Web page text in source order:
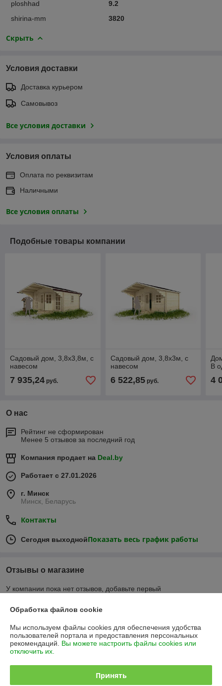
ploshhad
9.2
shirina-mm
3820
Скрыть
Условия доставки
Доставка курьером
Самовывоз
Все условия доставки
Условия оплаты
Оплата по реквизитам
Наличными
Все условия оплаты
Подобные товары компании
Садовый дом, 3,8х3,8м, с
навесом
7 935,24 руб.
Садовый дом, 3,8х3м, с
навесом
6 522,85руб.
В
4
О нас
Рейтинг не сформирован
Менее 5 отзывов за последний год
Компания продает на Deal.by
Работает с 27.01.2026
г. Минск
Минск, Беларусь
Контакты
Сегодня выходнойПоказать весь график работы
Отзывы о магазине
У компании пока нет отзывов, добавьте первый
Контакты
Доставка и оплата
Обработка файлов cookie
Мы используем файлы cookies для обеспечения удобства
пользователей портала и предоставления персональных
рекомендаций. Вы можете настроить файлы cookies или
отключить их.
Принять